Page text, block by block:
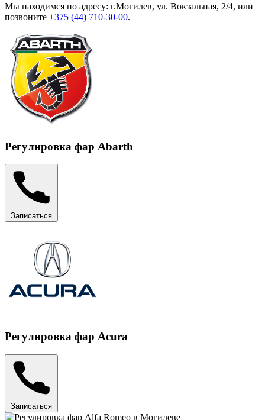
Мы находимся по адресу: г.Могилев, ул. Вокзальная, 2/4, или
позвоните +375 (44) 710-30-00.
Регулировка фар Abarth
Записаться
Регулировка фар Acura
Записаться